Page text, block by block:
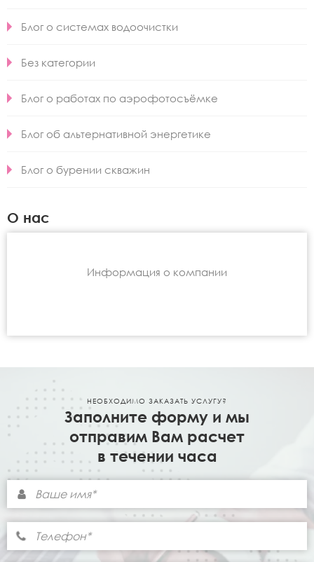
Блог о системах водоочистки
Без категории
Блог о работах по аэрофотосъёмке
Блог об альтернативной энергетике
Блог о бурении скважин
О нас
Информация о компании
НЕОБХОДИМО ЗАКАЗАТЬ УСЛУГУ?
Заполните форму и мы
отправим Вам расчет
в течении часа